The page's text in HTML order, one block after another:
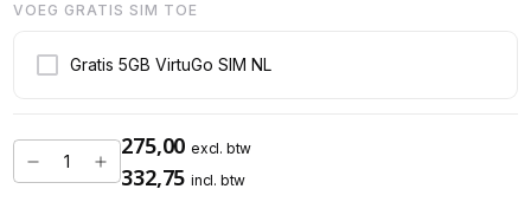
VOEG GRATIS SIM TOE
Gratis 5GB VirtuGo SIM NL
275,00 excl. btw
332,75 incl. btw